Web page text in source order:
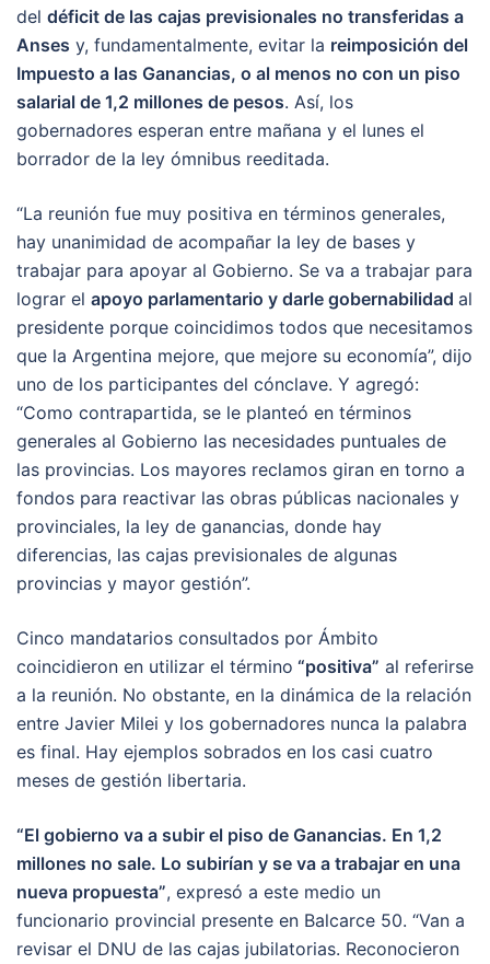
del déficit de las cajas previsionales no transferidas a
Anses y, fundamentalmente, evitar la reimposición del
Impuesto a las Ganancias, o al menos no con un piso
salarial de 1,2 millones de pesos. Así, los
gobernadores esperan entre mañana y el lunes el
borrador de la ley ómnibus reeditada.
“La reunión fue muy positiva en términos generales,
hay unanimidad de acompañar la ley de bases y
trabajar para apoyar al Gobierno. Se va a trabajar para
lograr el apoyo parlamentario y darle gobernabilidad al
presidente porque coincidimos todos que necesitamos
que la Argentina mejore, que mejore su economía”, dijo
uno de los participantes del cónclave. Y agregó:
“Como contrapartida, se le planteó en términos
generales al Gobierno las necesidades puntuales de
las provincias. Los mayores reclamos giran en torno a
fondos para reactivar las obras públicas nacionales y
provinciales, la ley de ganancias, donde hay
diferencias, las cajas previsionales de algunas
provincias y mayor gestión”.
Cinco mandatarios consultados por Ámbito
coincidieron en utilizar el término “positiva” al referirse
a la reunión. No obstante, en la dinámica de la relación
entre Javier Milei y los gobernadores nunca la palabra
es final. Hay ejemplos sobrados en los casi cuatro
meses de gestión libertaria.
“El gobierno va a subir el piso de Ganancias. En 1,2
millones no sale. Lo subirían y se va a trabajar en una
nueva propuesta”, expresó a este medio un
funcionario provincial presente en Balcarce 50. “Van a
revisar el DNU de las cajas jubilatorias. Reconocieron